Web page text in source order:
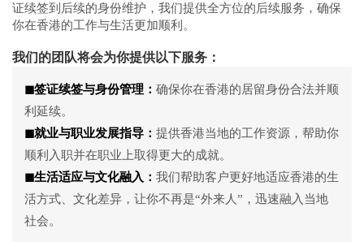
证续签到后续的身份维护，我们提供全方位的后续服务，确保
你在香港的工作与生活更加顺利。
我们的团队将会为你提供以下服务：
◼签证续签与身份管理： 确保你在香港的居留身份合法并顺
利延续。
◼就业与职业发展指导： 提供香港当地的工作资源，帮助你
顺利入职并在职业上取得更大的成就。
◼生活适应与文化融入： 我们帮助客户更好地适应香港的生
活方式、文化差异，让你不再是“外来人”，迅速融入当地
社会。